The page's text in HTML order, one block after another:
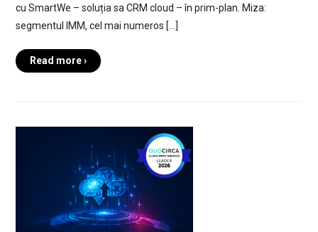
cu SmartWe – soluția sa CRM cloud – în prim-plan. Miza:
segmentul IMM, cel mai numeros […]
Read more ›